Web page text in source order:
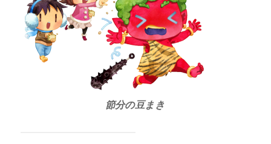
節分の豆まき